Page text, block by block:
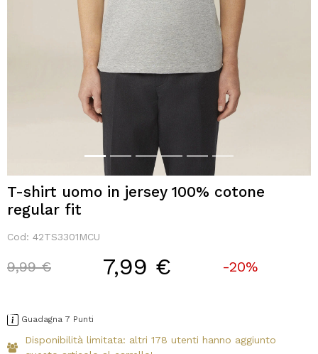
T-shirt uomo in jersey 100% cotone
regular fit
Cod: 42TS3301MCU
Price reduced from
9,99 €to 7,99 € -20%
Guadagna 7 Punti
Disponibilità limitata: altri 178 utenti hanno aggiunto